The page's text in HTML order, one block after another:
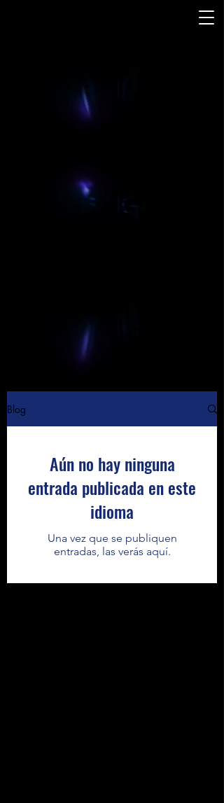
Blog
Aún no hay ninguna
entrada publicada en este
idioma
Una vez que se publiquen
entradas, las verás aquí.